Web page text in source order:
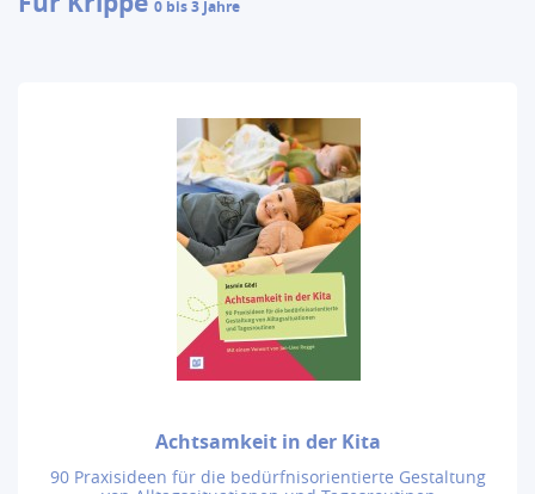
0 bis 3 Jahre
Achtsamkeit in der Kita
90 Praxisideen für die bedürfnisorientierte Gestaltung